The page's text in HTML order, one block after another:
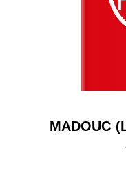
MADOUC